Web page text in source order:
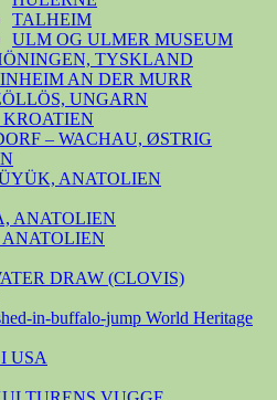
TALHEIM
ULM OG ULMER MUSEUM
TYSKLAND
AN DER MURR
UNGARN
– WACHAU, ØSTRIG
ANATOLIEN
ANATOLIEN
DRAW (CLOVIS)
in-buffalo-jump World Heritage
USA